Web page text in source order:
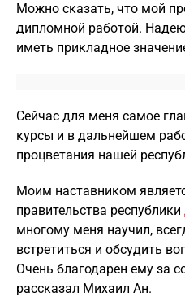
Можно сказать, что мой
дипломной работой.
иметь прикладное
Сейчас для меня самое
курсы и в дальнейшем
процветания нашей
Моим наставником
правительства республики
многому меня научил,
встретиться и обсудить
Очень благодарен ему за
рассказал Михаил Ан.